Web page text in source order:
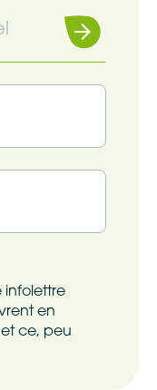
Souscrire
infolettre
en
ce, peu